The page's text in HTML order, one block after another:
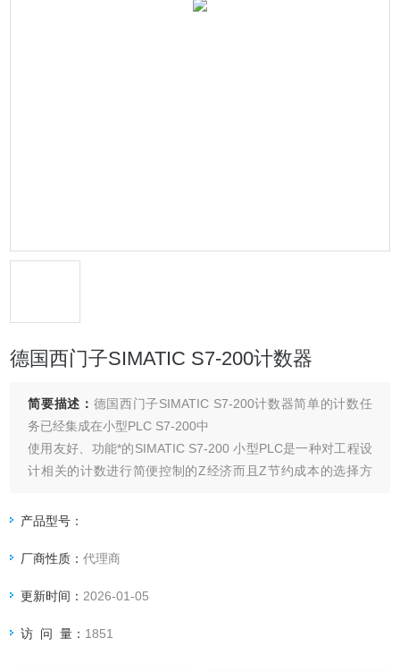
德国西门子SIMATIC S7-200计数器
简要描述： 德国西门子SIMATIC S7-200计数器简单的计数任
务已经集成在小型PLC S7-200中
使用友好、功能*的SIMATIC S7-200 小型PLC是一种对工程设
计相关的计数进行简便控制的Z经济而且Z节约成本的选择方
产品型号：
厂商性质：代理商
更新时间： 2026-01-05
访 问 量： 1851